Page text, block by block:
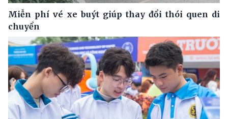
Miễn phí vé xe buýt giúp thay đổi thói quen di
chuyển